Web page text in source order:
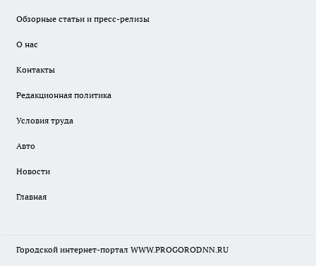
Обзорные статьи и пресс-релизы
О нас
Контакты
Редакционная политика
Условия труда
Авто
Новости
Главная
Городской интернет-портал WWW.PROGORODNN.RU